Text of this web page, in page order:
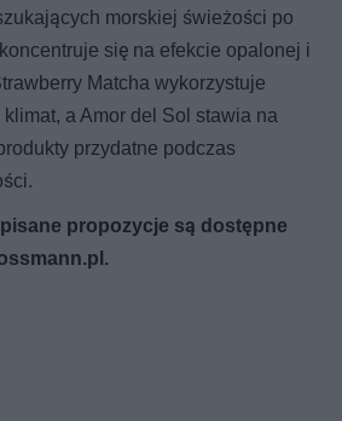
morskiej świeżości po
się na efekcie opalonej i
Matcha wykorzystuje
a Amor del Sol stawia na
przydatne podczas
propozycje są dostępne